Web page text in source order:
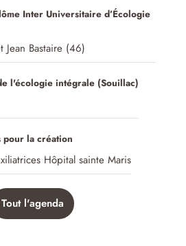
Inter Universitaire d’Écologie
Jean Bastaire (46)
l'écologie intégrale (Souillac)
pour la création
Hôpital sainte Maris
Tout l'agenda